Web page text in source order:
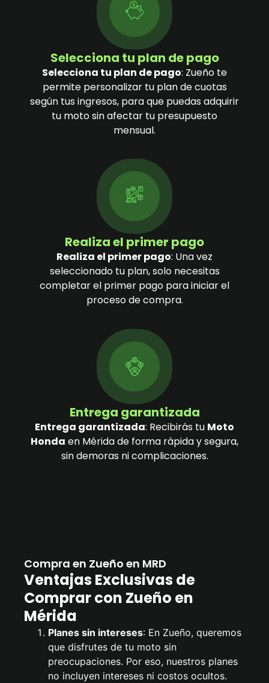
Selecciona tu plan de pago
Selecciona tu plan de pago: Zueño te
permite personalizar tu plan de cuotas
según tus ingresos, para que puedas adquirir
tu moto sin afectar tu presupuesto
mensual.
Realiza el primer pago
Realiza el primer pago: Una vez
seleccionado tu plan, solo necesitas
completar el primer pago para iniciar el
proceso de compra.
Entrega garantizada
Entrega garantizada: Recibirás tu Moto
Honda en Mérida de forma rápida y segura,
sin demoras ni complicaciones.
Compra en Zueño en MRD
Ventajas Exclusivas de
Comprar con Zueño en
Mérida
Planes sin intereses: En Zueño, queremos
que disfrutes de tu moto sin
preocupaciones. Por eso, nuestros planes
no incluyen intereses ni costos ocultos.